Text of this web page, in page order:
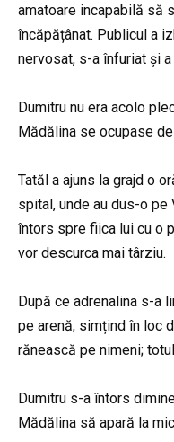
amatoare incapabilă să
încăpățânat. Publicul a
nervosat, s-a înfuriat și
Dumitru nu era acolo
Mădălina se ocupase
Tatăl a ajuns la grajd o
spital, unde au dus-o
întors spre fiica lui cu o
vor descurca mai târziu.
După ce adrenalina s-a
pe arenă, simțind în loc
rănească pe nimeni;
Dumitru s-a întors
Mădălina să apară la